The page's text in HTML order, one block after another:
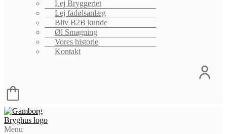
Lej Bryggeriet
Lej fadølsanlæg
Bliv B2B kunde
Øl Smagning
Vores historie
Kontakt
Menu